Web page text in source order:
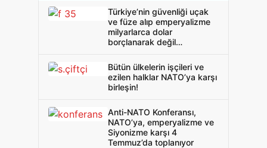
Türkiye’nin güvenliği uçak
ve füze alıp emperyalizme
milyarlarca dolar
borçlanarak değil
sağlanır!
Bütün ülkelerin işçileri ve
ezilen halklar NATO’ya karşı
birleşin!
Anti-NATO Konferansı,
NATO’ya, emperyalizme ve
Siyonizme karşı 4
Temmuz’da toplanıyor